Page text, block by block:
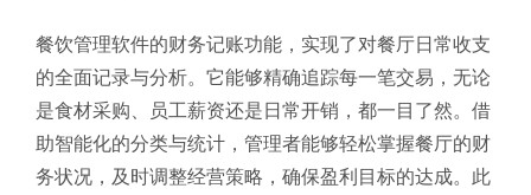
餐饮管理软件的财务记账功能，实现了对餐厅日常收支
的全面记录与分析。它能够精确追踪每一笔交易，无论
是食材采购、员工薪资还是日常开销，都一目了然。借
助智能化的分类与统计，管理者能够轻松掌握餐厅的财
务状况，及时调整经营策略，确保盈利目标的达成。此